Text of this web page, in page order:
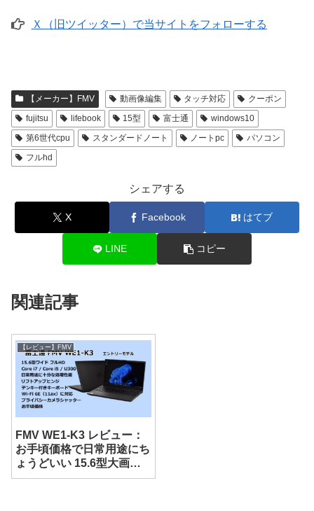
Ｘ（旧ツイッター）で当サイトをフォローする
【メーカー】FMV 動画像編集 タッチ対応
クーポン
fujitsu
lifebook 15型 富士通
windows10
第6世代cpu
スタンダードノート ノートpc
パソコン
フルhd
シェアする
X Facebook はてブ
LINE コピー
関連記事
【レビュー】FMV
FMV WE1-K3 レビュー：
お手頃価格で日常用途にち
ょうどいい 15.6型大画面
ノート